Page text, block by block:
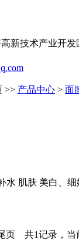
新技术产业开
>> 产品中心 > 面
水 肌肤 美白、
页 共1记录，当